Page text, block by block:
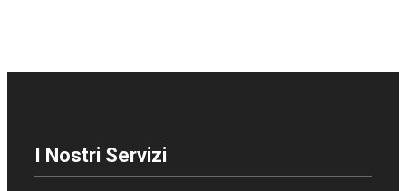
I Nostri Servizi